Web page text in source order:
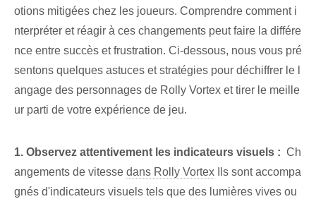
otions mitigées chez les joueurs. Comprendre comment i
nterpréter et réagir à ces changements peut faire la différe
nce entre succès et frustration. Ci-dessous, nous vous pré
sentons quelques astuces et stratégies pour déchiffrer le l
angage des personnages de Rolly Vortex et tirer le meille
ur parti de votre expérience de jeu.
1.⁣ Observez attentivement les indicateurs visuels : ⁣ Ch
angements de vitesse dans Rolly Vortex Ils sont accompa
gnés d'indicateurs visuels⁣ tels que des lumières vives⁢ ou